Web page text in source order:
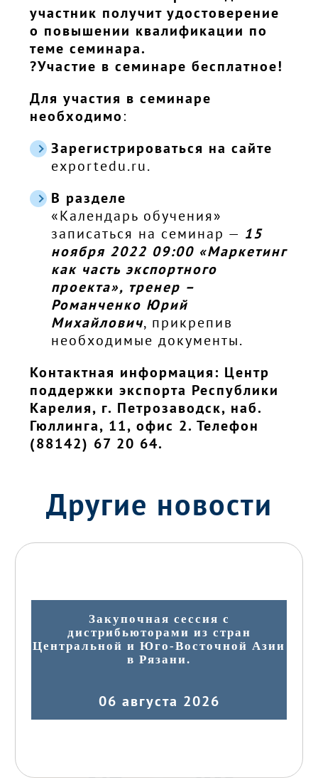
участник получит удостоверение
о повышении квалификации по
теме семинара.
?Участие в семинаре бесплатное!
Для участия в семинаре
необходимо :
Зарегистрироваться на сайте
exportedu.ru.
В разделе
«Календарь обучения»
записаться на семинар — 15
ноября 2022 09:00 «Маркетинг
как часть экспортного
проекта», тренер –
Романченко Юрий
Михайлович, прикрепив
необходимые документы.
Контактная информация: Центр
поддержки экспорта Республики
Карелия, г. Петрозаводск, наб.
Гюллинга, 11, офис 2. Телефон
(88142) 67 20 64.
Другие новости
Закупочная сессия с
дистрибьюторами из стран
Центральной и Юго-Восточной Азии
в Рязани.
06 августа 2026